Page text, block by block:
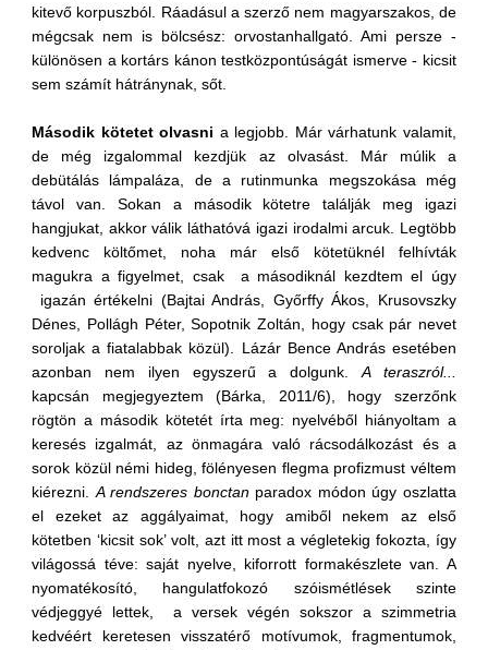
kitevő korpuszból. Ráadásul a szerző nem magyarszakos, de
mégcsak nem is bölcsész: orvostanhallgató. Ami persze -
különösen a kortárs kánon testközpontúságát ismerve - kicsit
sem számít hátránynak, sőt.
Második kötetet olvasni a legjobb. Már várhatunk valamit,
de még izgalommal kezdjük az olvasást. Már múlik a
debütálás lámpaláza, de a rutinmunka megszokása még
távol van. Sokan a második kötetre találják meg igazi
hangjukat, akkor válik láthatóvá igazi irodalmi arcuk. Legtöbb
kedvenc költőmet, noha már első kötetüknél felhívták
magukra a figyelmet, csak a másodiknál kezdtem el úgy
igazán értékelni (Bajtai András, Győrffy Ákos, Krusovszky
Dénes, Pollágh Péter, Sopotnik Zoltán, hogy csak pár nevet
soroljak a fiatalabbak közül). Lázár Bence András esetében
azonban nem ilyen egyszerű a dolgunk.A teraszról...
kapcsán megjegyeztem (Bárka, 2011/6), hogy szerzőnk
rögtön a második kötetét írta meg: nyelvéből hiányoltam a
keresés izgalmát, az önmagára való rácsodálkozást és a
sorok közül némi hideg, fölényesen flegma profizmust véltem
kiérezni. A rendszeres bonctanparadox módon úgy oszlatta
el ezeket az aggályaimat, hogy amiből nekem az első
kötetben ‘kicsit sok’ volt, azt itt most a végletekig fokozta, így
világossá téve: saját nyelve, kiforrott formakészlete van. A
nyomatékosító, hangulatfokozó szóismétlések szinte
védjeggyé lettek, a versek végén sokszor a szimmetria
kedvéért keretesen visszatérő motívumok, fragmentumok,